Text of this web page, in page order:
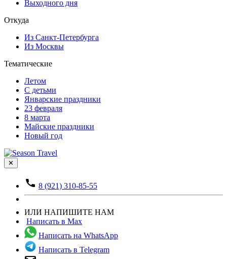
Выходного дня
Откуда
Из Санкт-Петербурга
Из Москвы
Тематические
Летом
С детьми
Январские праздники
23 февраля
8 марта
Майские праздники
Новый год
✕
8 (921) 310-85-55
ИЛИ НАПИШИТЕ НАМ
Написать в Max
Написать на WhatsApp
Написать в Telegram